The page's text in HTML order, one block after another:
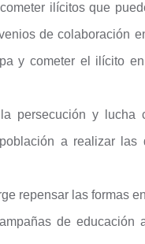
ilícitos que
de colaboración
y cometer el ilícito
persecución y lucha
a realizar las
repensar las formas
de educación